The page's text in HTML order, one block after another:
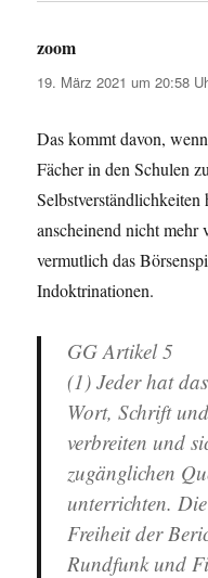
zoom
19. März 2021 um 20:58
Das kommt davon,
Fächer in den Schulen
anscheinend nicht mehr
vermutlich das
Indoktrinationen.
GG Artikel 5
(1) Jeder hat
Wort, Schrift
verbreiten und
zugänglichen
unterrichten.
Freiheit der
Rundfunk und